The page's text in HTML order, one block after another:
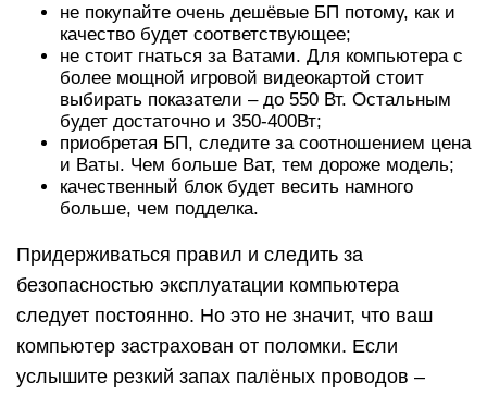
не покупайте очень дешёвые БП потому, как и
качество будет соответствующее;
не стоит гнаться за Ватами. Для компьютера с
более мощной игровой видеокартой стоит
выбирать показатели – до 550 Вт. Остальным
будет достаточно и 350-400Вт;
приобретая БП, следите за соотношением цена
и Ваты. Чем больше Ват, тем дороже модель;
качественный блок будет весить намного
больше, чем подделка.
Придерживаться правил и следить за
безопасностью эксплуатации компьютера
следует постоянно. Но это не значит, что ваш
компьютер застрахован от поломки. Если
услышите резкий запах палёных проводов –